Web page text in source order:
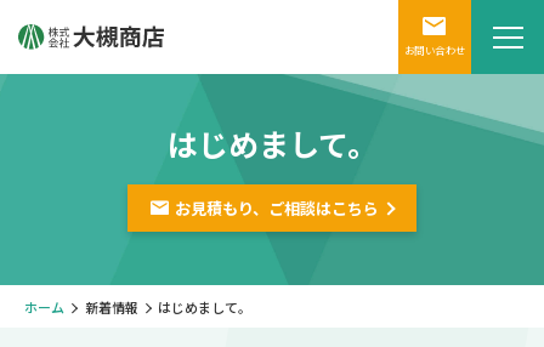
お問い合わせ
はじめまして。
お見積もり、ご相談はこちら
ホーム 新着情報 はじめまして。